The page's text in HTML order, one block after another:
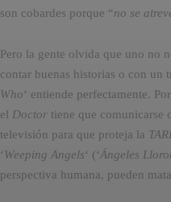
son cobardes porque “no se
Pero la gente olvida que uno no
contar buenas historias o con un
Who‘ entiende perfectamente.
el Doctor tiene que comunicarse
televisión para que proteja la
‘ Weeping Angels‘ (‘Ángeles
perspectiva humana, pueden